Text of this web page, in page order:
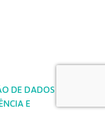
DE DADOS
E